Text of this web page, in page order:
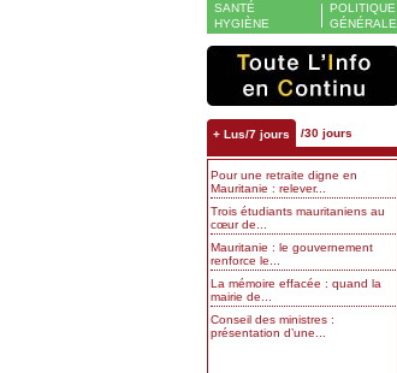
SANTÉ
HYGIÈNE
POLITIQUE
GÉNÉRALE
+ Lus/7 jours /30 jours
Pour une retraite digne en
Mauritanie : relever...
Trois étudiants mauritaniens au
cœur de...
Mauritanie : le gouvernement
renforce le...
La mémoire effacée : quand la
mairie de...
Conseil des ministres :
présentation d’une...